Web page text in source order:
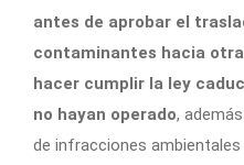
antes de aprobar el
contaminantes hacia
hacer cumplir la ley
no hayan operado,
de infracciones